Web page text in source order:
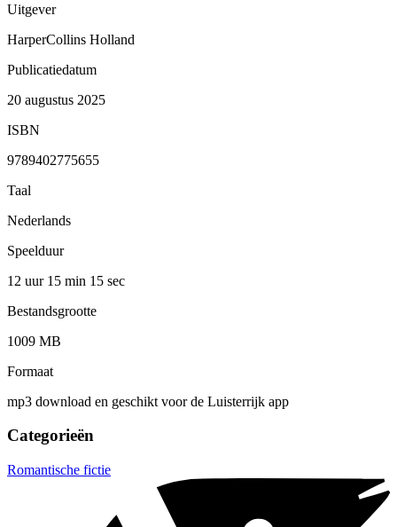
Uitgever
HarperCollins Holland
Publicatiedatum
20 augustus 2025
ISBN
9789402775655
Taal
Nederlands
Speelduur
12 uur 15 min 15 sec
Bestandsgrootte
1009 MB
Formaat
mp3 download en geschikt voor de Luisterrijk app
Categorieën
Romantische fictie